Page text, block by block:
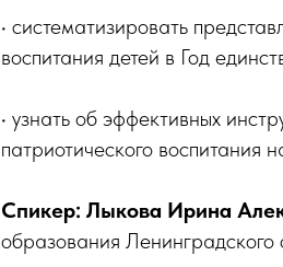
• систематизировать
воспитания детей в Год
• узнать об эффективных
патриотического воспитания
Спикер: Лыкова Ирина
образования Ленинградского